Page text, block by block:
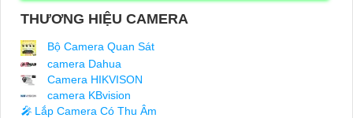
THƯƠNG HIỆU CAMERA
Bộ Camera Quan Sát
camera Dahua
Camera HIKVISON
camera KBvision
️🎤️ Lắp Camera Có Thu Âm